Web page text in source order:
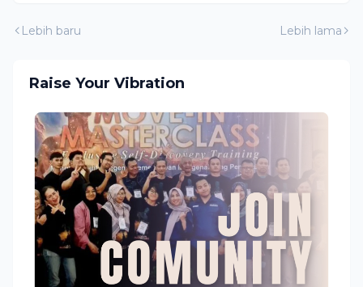
Lebih baru Lebih lama
Raise Your Vibration